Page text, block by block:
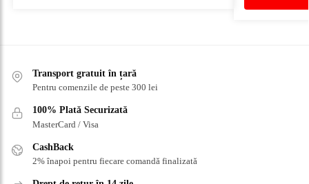
Transport gratuit în țară
Pentru comenzile de peste 300 lei
100% Plată Securizată
MasterCard / Visa
CashBack
2% înapoi pentru fiecare comandă finalizată